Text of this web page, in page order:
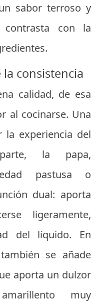
sabor terroso y
con la
la consistencia
calidad, de esa
al cocinarse. Una
la experiencia del
la papa,
pastusa o
dual: aporta
ligeramente,
del líquido. En
se añade
aporta un dulzor
muy